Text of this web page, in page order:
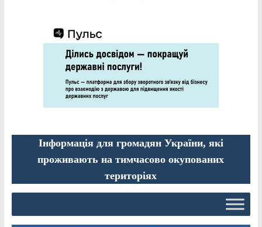
Інформація для громадян України, які
проживають на тимчасово окупованих
територіях